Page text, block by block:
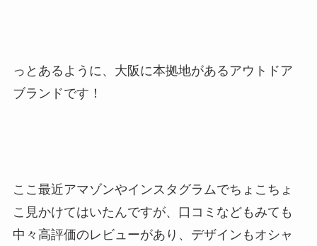
っとあるように、大阪に本拠地があるアウトドア
ブランドです！
ここ最近アマゾンやインスタグラムでちょこちょ
こ見かけてはいたんですが、口コミなどもみても
中々高評価のレビューがあり、デザインもオシャ